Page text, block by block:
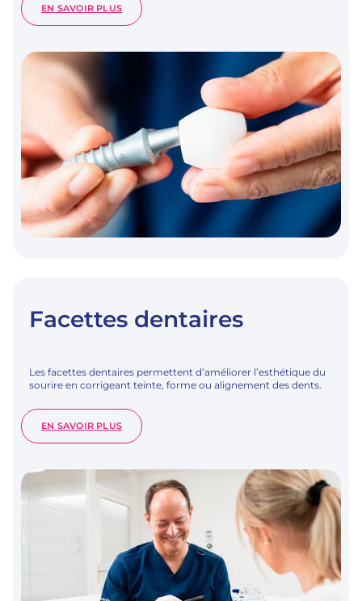
EN SAVOIR PLUS:
IMPLANTS
Facettes dentaires
Les facettes dentaires permettent d’améliorer l’esthétique du
sourire en corrigeant teinte, forme ou alignement des dents.
EN SAVOIR PLUS:
FACETTES